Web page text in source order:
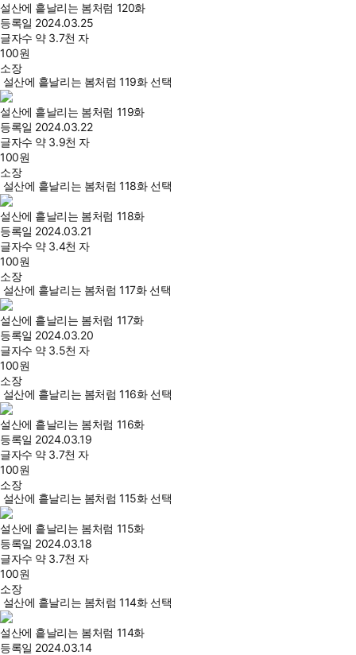
설산에 흩날리는 봄처럼 120화
등록일 2024.03.25
글자수 약 3.7천 자
100원
소장
설산에 흩날리는 봄처럼 119화 선택
설산에 흩날리는 봄처럼 119화
등록일 2024.03.22
글자수 약 3.9천 자
100원
소장
설산에 흩날리는 봄처럼 118화 선택
설산에 흩날리는 봄처럼 118화
등록일 2024.03.21
글자수 약 3.4천 자
100원
소장
설산에 흩날리는 봄처럼 117화 선택
설산에 흩날리는 봄처럼 117화
등록일 2024.03.20
글자수 약 3.5천 자
100원
소장
설산에 흩날리는 봄처럼 116화 선택
설산에 흩날리는 봄처럼 116화
등록일 2024.03.19
글자수 약 3.7천 자
100원
소장
설산에 흩날리는 봄처럼 115화 선택
설산에 흩날리는 봄처럼 115화
등록일 2024.03.18
글자수 약 3.7천 자
100원
소장
설산에 흩날리는 봄처럼 114화 선택
설산에 흩날리는 봄처럼 114화
등록일 2024.03.14